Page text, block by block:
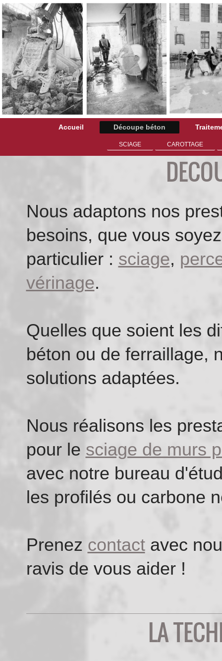
Accueil Découpe béton
SCIAGE CAROTTAGE
Nous adaptons nos
besoins, que vous
particulier : sciage,
vérinage.
Quelles que soient les
béton ou de ferraillage,
solutions adaptées.
Nous réalisons les
pour le sciage de murs
avec notre bureau
les profilés ou carbone
Prenez contactavec
ravis de vous aider !
LA